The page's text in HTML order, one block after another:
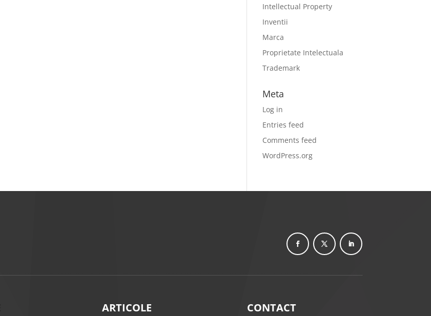
Intellectual Property
Inventii
Marca
Proprietate Intelectuala
Trademark
Meta
Log in
Entries feed
Comments feed
WordPress.org
ARTICOLE CONTACT